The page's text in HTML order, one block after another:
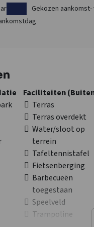
er is meer dan genoeg te
Gekozen
Faciliteiten
Terras
Terras overdekt
Water/sloot op
terrein
Tafeltennistafel
Fietsenberging
Barbecueën
toegestaan
Speelveld
Trampoline